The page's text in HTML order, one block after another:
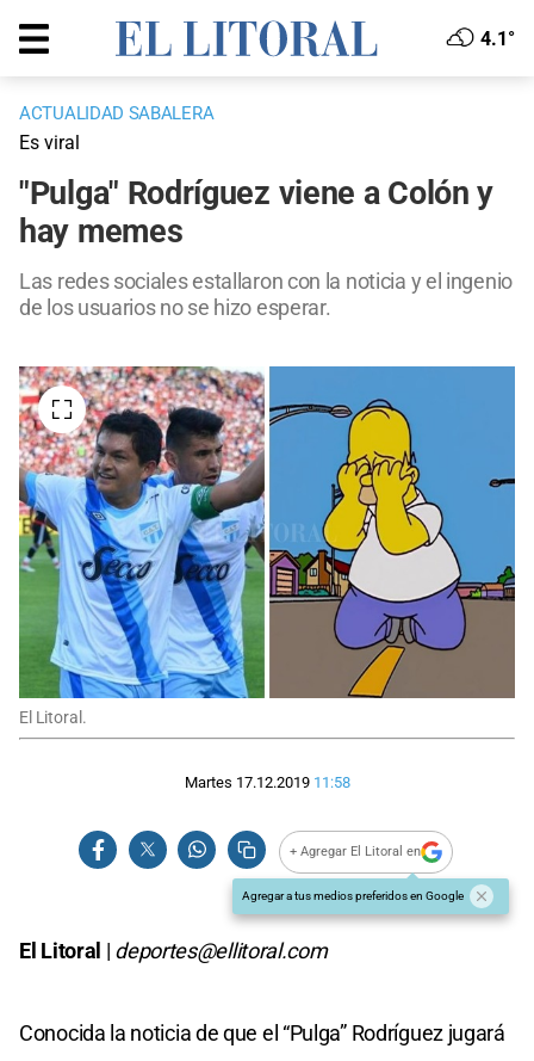
4.1°
ACTUALIDAD SABALERA
Es viral
"Pulga" Rodríguez viene a Colón y
hay memes
Las redes sociales estallaron con la noticia y el ingenio
de los usuarios no se hizo esperar.
El Litoral.
Martes 17.12.2019 11:58
+ Agregar El Litoral en
Agregar a tus medios preferidos en Google
El Litoral | deportes@ellitoral.com
Conocida la noticia de que el “Pulga” Rodríguez jugará